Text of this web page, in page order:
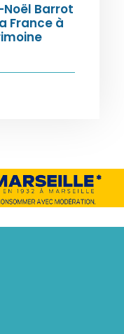
Barrot
France à